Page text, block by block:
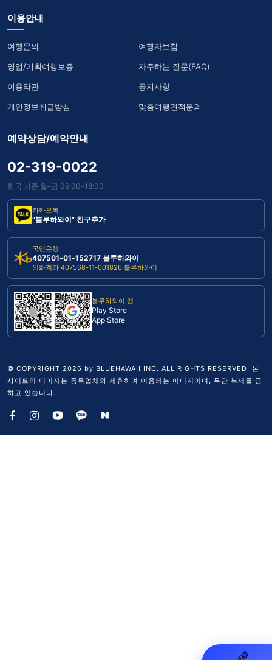
이용안내
여행문의 여행자보험
영업/기획여행보증 자주하는 질문(FAQ)
이용약관 공지사항
개인정보취급방침 맞춤여행견적문의
예약상담/예약안내
02-319-0022
한국 기준 월–금 09:00–18:00
카카오톡
“블루하와이” 친구추가
국민은행
407501-01-152717 블루하와이
외화계좌 407568-11-001826 블루하와이
블루하와이 앱
Play Store
App Store
© COPYRIGHT 2026 by BLUEHAWAII INC. ALL RIGHTS RESERVED. 본
사이트의 이미지는 등록업체와 제휴하여 이용되는 이미지이며, 무단 복제를 금
하고 있습니다.